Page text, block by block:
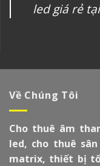
led giá rẻ
Về Chúng Tôi
Cho thuê âm
led, cho thuê
matrix, thiết bị